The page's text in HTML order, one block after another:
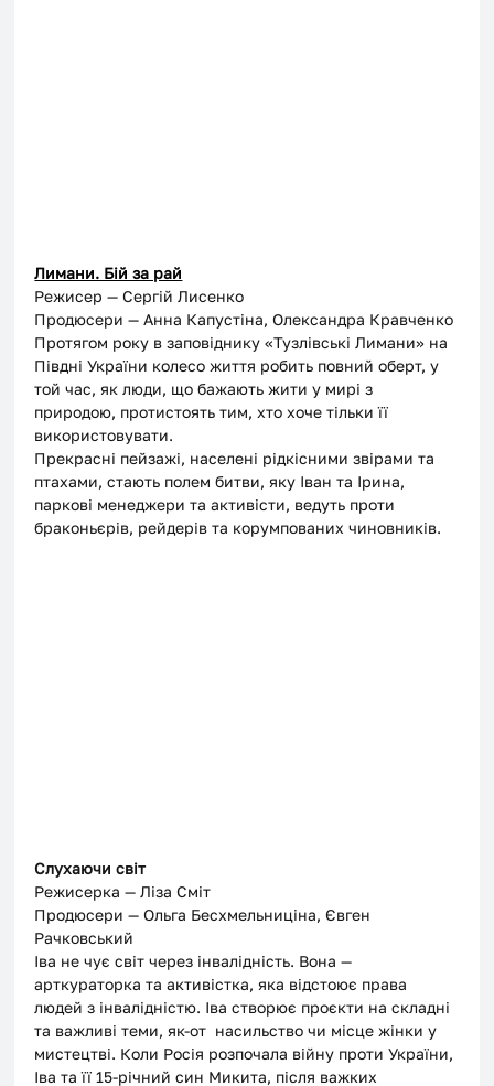
Лимани. Бій за рай
Режисер — Сергій Лисенко
Продюсери — Анна Капустіна, Олександра Кравченко
Протягом року в заповіднику «Тузлівські Лимани» на
Півдні України колесо життя робить повний оберт, у
той час, як люди, що бажають жити у мирі з
природою, протистоять тим, хто хоче тільки її
використовувати.
Прекрасні пейзажі, населені рідкісними звірами та
птахами, стають полем битви, яку Іван та Ірина,
паркові менеджери та активісти, ведуть проти
браконьєрів, рейдерів та корумпованих чиновників.
Слухаючи світ
Режисерка — Ліза Сміт
Продюсери — Ольга Бесхмельниціна, Євген
Рачковський
Іва не чує світ через інвалідність. Вона —
арткураторка та активістка, яка відстоює права
людей з інвалідністю. Іва створює проєкти на складні
та важливі теми, як-от  насильство чи місце жінки у
мистецтві. Коли Росія розпочала війну проти України,
Іва та її 15-річний син Микита, після важких